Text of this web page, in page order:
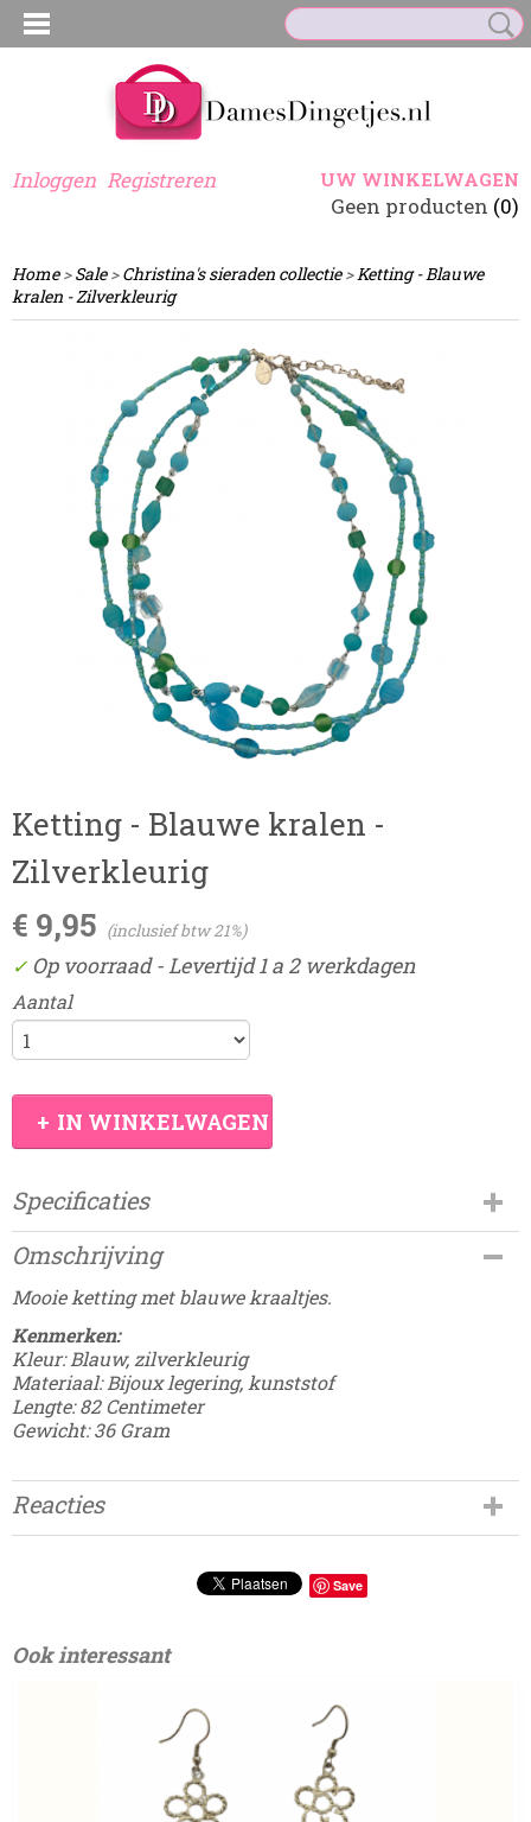
Inloggen Registreren UW WINKELWAGEN
Geen producten (0)
Home>Sale>Christina's sieraden collectie>Ketting - Blauwe
kralen - Zilverkleurig
Ketting - Blauwe kralen -
Zilverkleurig
€ 9,95 (inclusief btw 21%)
✓ Op voorraad- Levertijd 1 a 2 werkdagen
Aantal
IN WINKELWAGEN
Specificaties
Productcode
CHRSTN-29
EAN code
8785267281059
Omschrijving
Mooie ketting met blauwe kraaltjes.
Kenmerken:
Kleur: Blauw, zilverkleurig
Materiaal: Bijoux legering, kunststof
Lengte: 82 Centimeter
Gewicht: 36 Gram
Reacties
Save
Ook interessant